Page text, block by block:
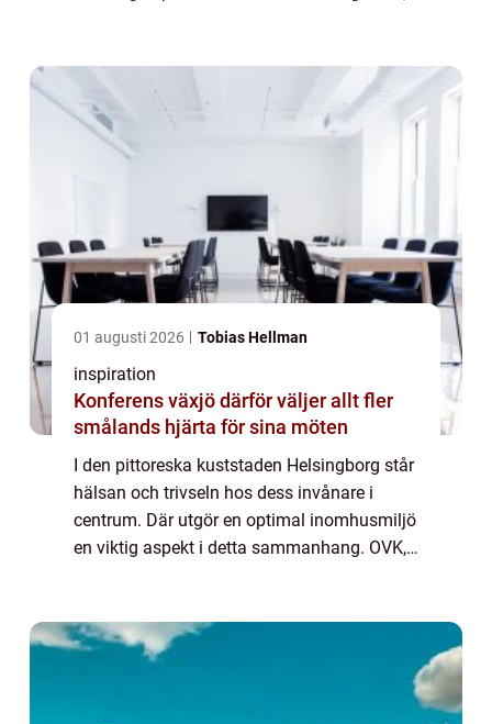
01 augusti 2026 Tobias Hellman
inspiration
Konferens växjö därför väljer allt fler
smålands hjärta för sina möten
I den pittoreska kuststaden Helsingborg står
hälsan och trivseln hos dess invånare i
centrum. Där utgör en optimal inomhusmiljö
en viktig aspekt i detta sammanhang. OVK,